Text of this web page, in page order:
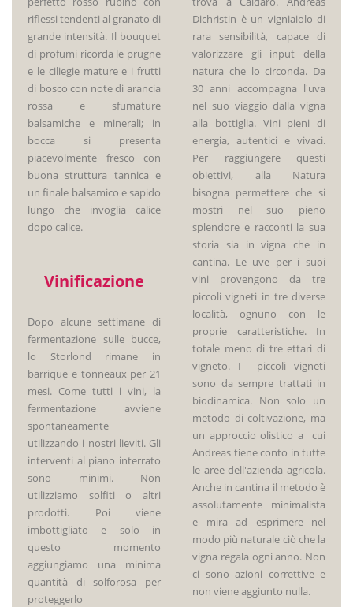
riflessi tendenti al granato di
grande intensità. Il bouquet
di profumi ricorda le prugne
e le ciliegie mature e i frutti
di bosco con note di arancia
rossa e sfumature
balsamiche e minerali; in
bocca si presenta
piacevolmente fresco con
buona struttura tannica e
un finale balsamico e sapido
lungo che invoglia calice
dopo calice.
Vinificazione
Dopo alcune settimane di
fermentazione sulle bucce,
lo Storlond rimane in
barrique e tonneaux per 21
mesi. Come tutti i vini, la
fermentazione avviene
spontaneamente
utilizzando i nostri lieviti. Gli
interventi al piano interrato
sono minimi. Non
utilizziamo solfiti o altri
prodotti. Poi viene
imbottigliato e solo in
questo momento
aggiungiamo una minima
quantità di solforosa per
proteggerlo
Dichristin è un vigniaiolo di
rara sensibilità, capace di
valorizzare gli input della
natura che lo circonda. Da
30 anni accompagna l'uva
nel suo viaggio dalla vigna
alla bottiglia. Vini pieni di
energia, autentici e vivaci.
Per raggiungere questi
obiettivi, alla Natura
bisogna permettere che si
mostri nel suo pieno
splendore e racconti la sua
storia sia in vigna che in
cantina. Le uve per i suoi
vini provengono da tre
piccoli vigneti in tre diverse
località, ognuno con le
proprie caratteristiche. In
totale meno di tre ettari di
vigneto. I piccoli vigneti
sono da sempre trattati in
biodinamica. Non solo un
metodo di coltivazione, ma
un approccio olistico a cui
Andreas tiene conto in tutte
le aree dell'azienda agricola.
Anche in cantina il metodo è
assolutamente minimalista
e mira ad esprimere nel
modo più naturale ciò che la
vigna regala ogni anno. Non
ci sono azioni correttive e
non viene aggiunto nulla.